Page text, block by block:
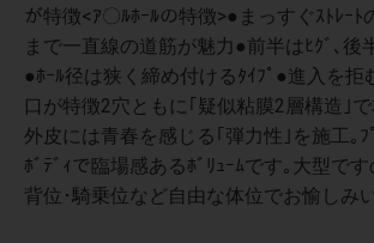
が特徴<ｱ〇ﾙﾎｰﾙの特徴>●まっすぐｽﾄﾚｰﾄ
まで一直線の道筋が魅力●前半はﾋｸﾞ､後
●ﾎｰﾙ径は狭く締め付けるﾀｲﾌﾟ●進入を拒
口が特徴2穴ともに｢疑似粘膜2層構造｣で
外皮には青春を感じる｢弾力性｣を施工｡ﾌ
ﾎﾞﾃﾞｨで臨場感あるﾎﾞﾘｭｰﾑです｡大型で
背位･騎乗位など自由な体位でお愉しみ